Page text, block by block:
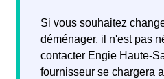
Si vous souhaitez
déménager, il n'est pas
contacter Engie Haute-
fournisseur se chargera